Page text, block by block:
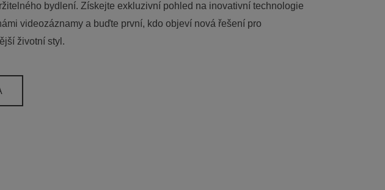
bydlení. Získejte exkluzivní pohled na inovativní technologie
videozáznamy a buďte první, kdo objeví nová řešení pro
životní styl.